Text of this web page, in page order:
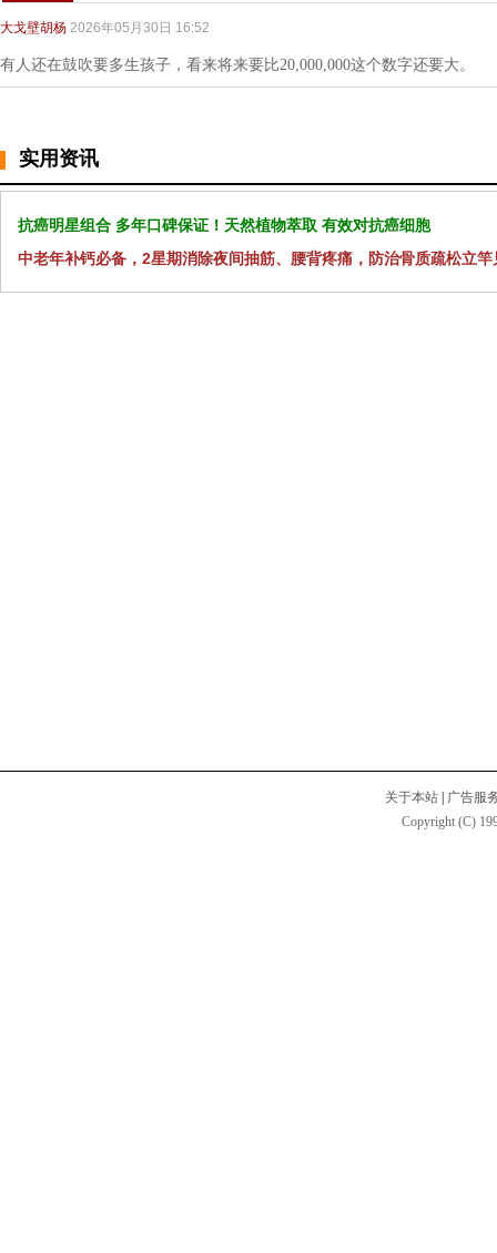
大戈壁胡杨 2026年05月30日 16:52
有人还在鼓吹要多生孩子，看来将来要比20,000,000这个数字还要大。
实用资讯
抗癌明星组合 多年口碑保证！天然植物萃取 有效对抗癌细胞
中老年补钙必备，2星期消除夜间抽筋、腰背疼痛，防治骨质疏松立竿
关于本站
广告服
Copyright (C)